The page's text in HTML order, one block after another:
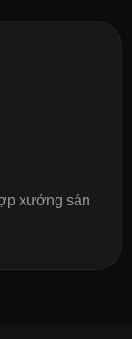
xưởng sản